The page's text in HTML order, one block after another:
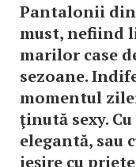
Pantalonii
must, nefiind
marilor case
sezoane.
momentul
ţinută sexy.
elegantă, sau
ieşire cu